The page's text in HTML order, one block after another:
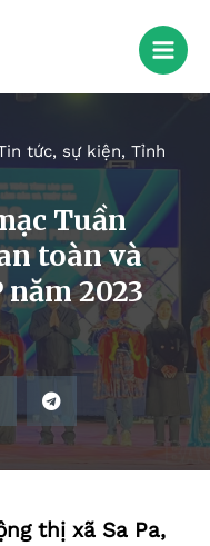
tức, sự kiện, Tỉnh
Tuần
toàn và
năm 2023
thị xã Sa Pa,